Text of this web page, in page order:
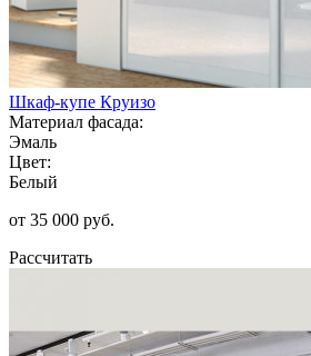
Шкаф-купе Круизо
Материал фасада:
Эмаль
Цвет:
Белый
от 35 000 руб.
Рассчитать